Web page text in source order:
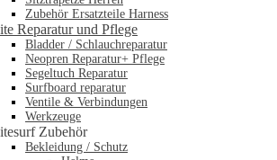
Zubehör Ersatzteile Harness
Reparatur und Pflege
Bladder / Schlauchreparatur
Neopren Reparatur+ Pflege
Segeltuch Reparatur
Surfboard reparatur
Ventile & Verbindungen
Werkzeuge
Zubehör
Bekleidung / Schutz